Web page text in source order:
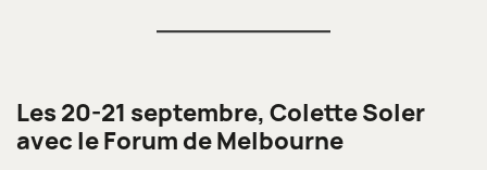
Les 20-21 septembre, Colette Soler
avec le Forum de Melbourne